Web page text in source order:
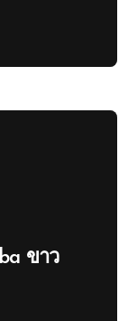
ขาว